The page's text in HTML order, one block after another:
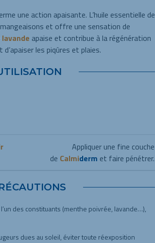
une action apaisante. L’huile essentielle de
et offre une sensation de
lavande apaise et contribue à la régénération
d’apaiser les piqûres et plaies.
Appliquer une fine couche
de Calmiderm et faire pénétrer.
des constituants (menthe poivrée, lavande…),
dues au soleil, éviter toute réexposition